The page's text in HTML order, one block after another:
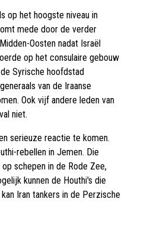
op het hoogste niveau in
mede door de verder
Oosten nadat Israël
op het consulaire gebouw
Syrische hoofdstad
van de Iraanse
Ook vijf andere leden van
niet.
serieuze reactie te komen.
rebellen in Jemen. Die
schepen in de Rode Zee,
kunnen de Houthi's die
Iran tankers in de Perzische